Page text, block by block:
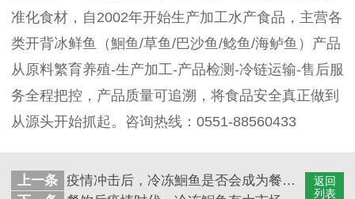
准化食材，自2002年开始生产加工水产食品，主营各
类开背冰鲜鱼（鮰鱼/草鱼/巴沙鱼/鲶鱼/海鲈鱼）产品
从原料繁育养殖-生产加工-产品检测-冷链运输-售后服
务全程把控，产品质量可追溯，将食品安全真正做到
从源头开始抓起。咨询热线：0551-88560433
返回
列表
上一条 疫情冲击后，冷冻鮰鱼是否会成为餐饮食材的发展趋势